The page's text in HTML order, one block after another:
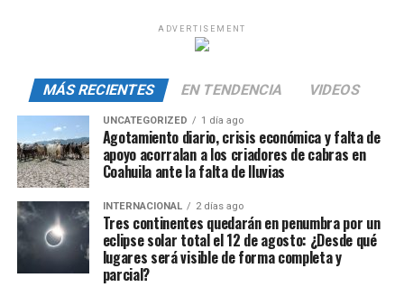
ADVERTISEMENT
MÁS RECIENTES EN TENDENCIA VIDEOS
UNCATEGORIZED 1 día ago
Agotamiento diario, crisis económica y falta de
apoyo acorralan a los criadores de cabras en
Coahuila ante la falta de lluvias
INTERNACIONAL 2 días ago
Tres continentes quedarán en penumbra por un
eclipse solar total el 12 de agosto: ¿Desde qué
lugares será visible de forma completa y
parcial?